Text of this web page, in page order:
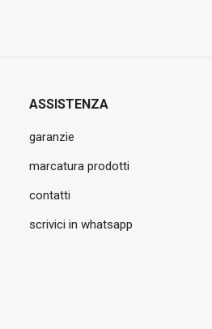
ASSISTENZA
garanzie
marcatura prodotti
contatti
scrivici in whatsapp